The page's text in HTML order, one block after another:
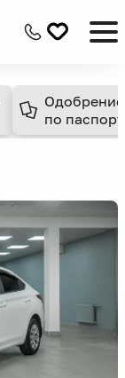
Одобрение
по